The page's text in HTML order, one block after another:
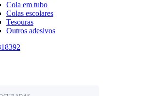
Cola em tubo
Colas escolares
Tesouras
Outros adesivos